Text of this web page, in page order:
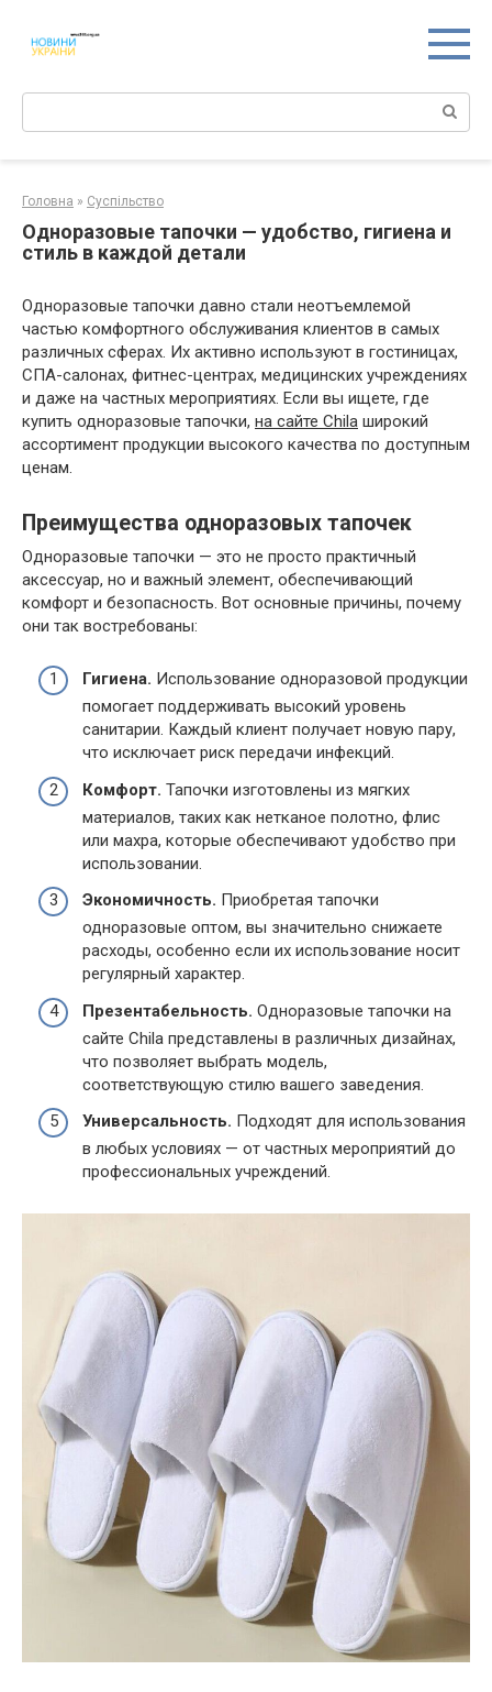
контенту
Поиск:
Головна » Суспільство
Одноразовые тапочки — удобство, гигиена и
стиль в каждой детали
Одноразовые тапочки давно стали неотъемлемой
частью комфортного обслуживания клиентов в самых
различных сферах. Их активно используют в гостиницах,
СПА-салонах, фитнес-центрах, медицинских учреждениях
и даже на частных мероприятиях. Если вы ищете, где
купить одноразовые тапочки, на сайте Chila широкий
ассортимент продукции высокого качества по доступным
ценам.
Преимущества одноразовых тапочек
Одноразовые тапочки — это не просто практичный
аксессуар, но и важный элемент, обеспечивающий
комфорт и безопасность. Вот основные причины, почему
они так востребованы:
Гигиена. Использование одноразовой продукции
помогает поддерживать высокий уровень
санитарии. Каждый клиент получает новую пару,
что исключает риск передачи инфекций.
Комфорт. Тапочки изготовлены из мягких
материалов, таких как нетканое полотно, флис
или махра, которые обеспечивают удобство при
использовании.
Экономичность. Приобретая тапочки
одноразовые оптом, вы значительно снижаете
расходы, особенно если их использование носит
регулярный характер.
Презентабельность. Одноразовые тапочки на
сайте Chila представлены в различных дизайнах,
что позволяет выбрать модель,
соответствующую стилю вашего заведения.
Универсальность. Подходят для использования
в любых условиях — от частных мероприятий до
профессиональных учреждений.